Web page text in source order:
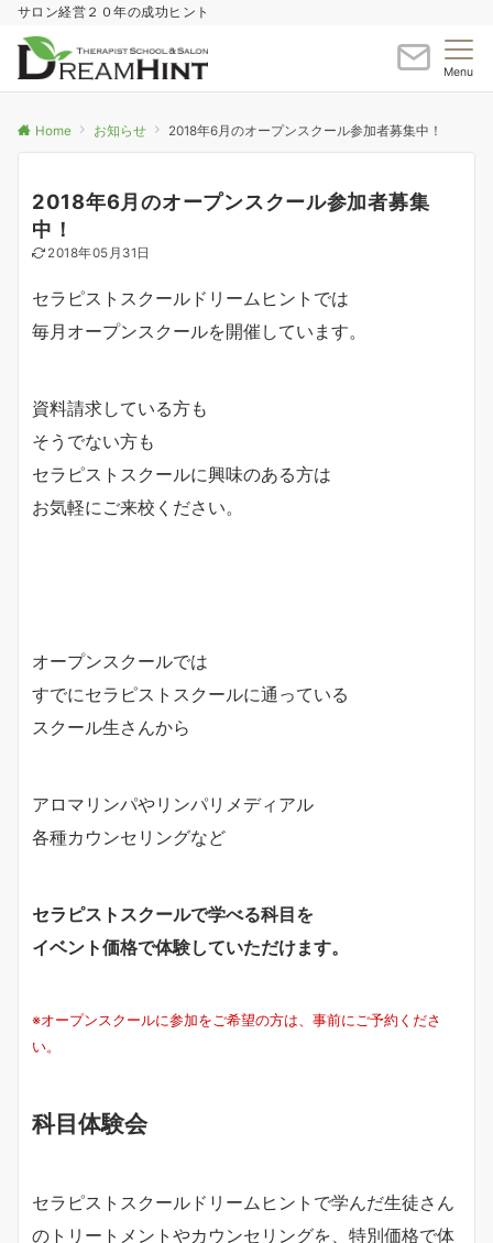
サロン経営２０年の成功ヒント
Menu
Home お知らせ 2018年6月のオープンスクール参加者募集中！
2018年6月のオープンスクール参加者募集
中！
2018年05月31日
セラピストスクールドリームヒントでは
毎月オープンスクールを開催しています。
資料請求している方も
そうでない方も
セラピストスクールに興味のある方は
お気軽にご来校ください。
オープンスクールでは
すでにセラピストスクールに通っている
スクール生さんから
アロマリンパやリンパリメディアル
各種カウンセリングなど
セラピストスクールで学べる科目を
イベント価格で体験していただけます。
※オープンスクールに参加をご希望の方は、事前にご予約くださ
い。
科目体験会
セラピストスクールドリームヒントで学んだ生徒さん
のトリートメントやカウンセリングを、特別価格で体